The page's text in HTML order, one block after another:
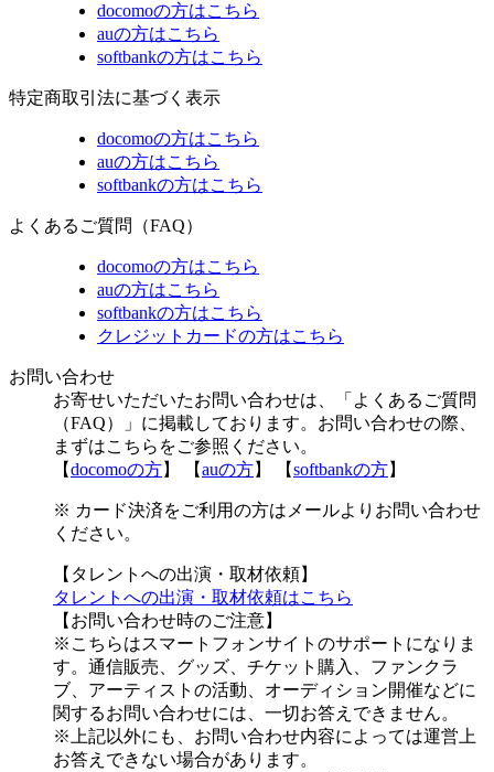
docomoの方はこちら
auの方はこちら
softbankの方はこちら
特定商取引法に基づく表示
docomoの方はこちら
auの方はこちら
softbankの方はこちら
よくあるご質問（FAQ）
docomoの方はこちら
auの方はこちら
softbankの方はこちら
クレジットカードの方はこちら
お問い合わせ
お寄せいただいたお問い合わせは、「よくあるご質問
（FAQ）」に掲載しております。お問い合わせの際、
まずはこちらをご参照ください。
【docomoの方】 【auの方】 【softbankの方】
※ カード決済をご利用の方はメールよりお問い合わせ
ください。
【タレントへの出演・取材依頼】
タレントへの出演・取材依頼はこちら
【お問い合わせ時のご注意】
※こちらはスマートフォンサイトのサポートになりま
す。通信販売、グッズ、チケット購入、ファンクラ
ブ、アーティストの活動、オーディション開催などに
関するお問い合わせには、一切お答えできません。
※上記以外にも、お問い合わせ内容によっては運営上
お答えできない場合があります。